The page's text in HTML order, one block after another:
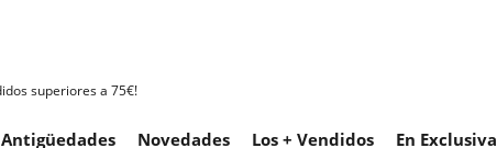
superiores a 75€!
Antigüedades Novedades Los + Vendidos En Exclusiva